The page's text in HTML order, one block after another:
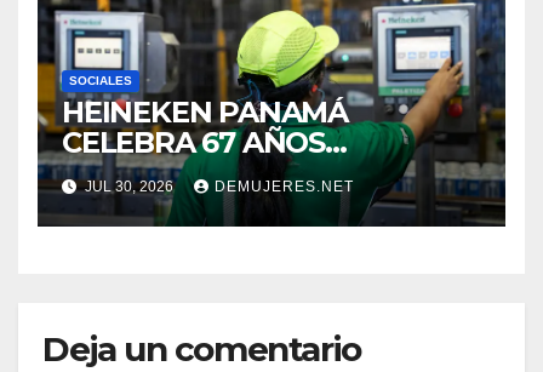
SOCIALES
HEINEKEN PANAMÁ
CELEBRA 67 AÑOS
IMPULSANDO EL
CRECIMIENTO DE LA
INDUSTRIA CERVECERA Y
JUL 30, 2026 DEMUJERES.NET
Deja un comentario